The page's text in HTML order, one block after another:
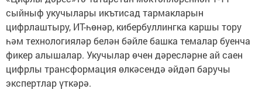
сыйныф укучылары икътисад тармакларын
цифрлаштыру, ИТ-һөнәр, кибербуллингка каршы тору
һәм технологияләр белән бәйле башка темалар буенча
фикер алышалар. Укучылар өчен дәресләрне ай саен
цифрлы трансформация өлкәсендә әйдәп баручы
экспертлар үткәрә.